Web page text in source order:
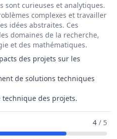
sont curieuses et analytiques.
complexes et travailler
idées abstraites. Ces
domaines de la recherche,
et des mathématiques.
des projets sur les
de solutions techniques
des projets.
De Directeur /4 / 5